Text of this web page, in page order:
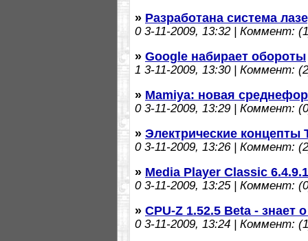
» Разработана система
03-11-2009, 13:32 | Коммент:
» Google набирает обороты
1 3-11-2009, 13:30 | Коммент:
» Mamiya: новая
03-11-2009, 13:29 | Коммент:
» Электрические концепты
03-11-2009, 13:26 | Коммент:
» Media Player Classic
03-11-2009, 13:25 | Коммент:
» CPU-Z 1.52.5 Beta - знает
03-11-2009, 13:24 | Коммент: